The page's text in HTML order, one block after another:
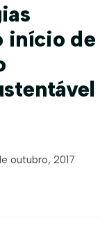
início de
outubro, 2017